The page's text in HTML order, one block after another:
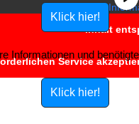
Mehr
Inhalt
Service
Klick hier!
Informationen und
Klick hier!